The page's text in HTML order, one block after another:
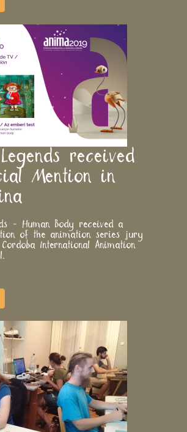
received
Mention in
- Human Body received a
of the animation series jury
International Animation